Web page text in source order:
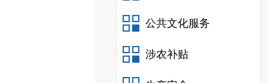
公共文化服务
涉农补贴